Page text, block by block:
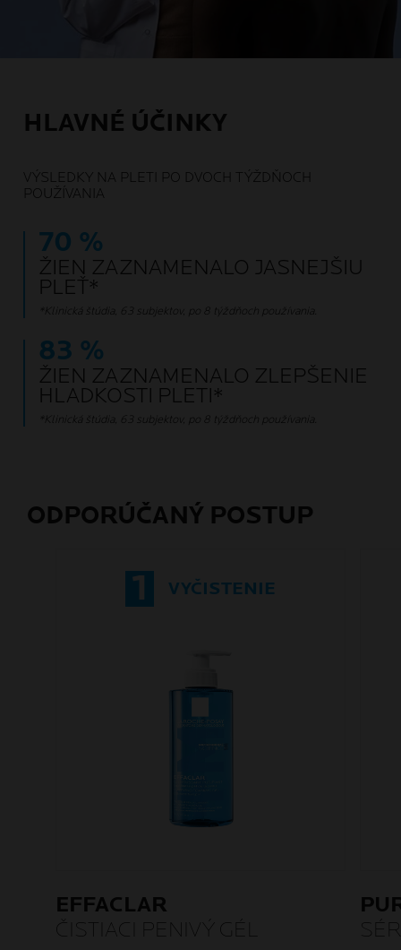
HLAVNÉ ÚČINKY
VÝSLEDKY NA PLETI PO DVOCH TÝŽDŇOCH
POUŽÍVANIA
70 %
ŽIEN ZAZNAMENALO JASNEJŠIU
PLEŤ*
*Klinická štúdia, 63 subjektov, po 8 týždňoch používania.
83 %
ŽIEN ZAZNAMENALO ZLEPŠENIE
HLADKOSTI PLETI*
*Klinická štúdia, 63 subjektov, po 8 týždňoch používania.
ODPORÚČANÝ POSTUP
1 VYČISTENIE
EFFACLAR
ČISTIACI PENIVÝ GÉL